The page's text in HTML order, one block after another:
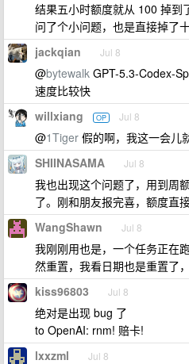
结果五小时额度就从 100 掉到
问了个小问题，也是直接掉了
jackqian Jul 8
@bytewalk GPT-5.3-Codex-
速度比较快
willxiang OP Jul 8
@1Tiger 假的啊，我这一会儿
SHIINASAMA Jul 8
我也出现这个问题了，用到周
了。刚和朋友报完喜，额度直
WangShawn Jul 8
我刚刚用也是，一个任务正在
然重置，我看日期也是重置了
kiss96803 Jul 8
绝对是出现 bug 了
to OpenAI: rnm! 赔卡!
lxxzml Jul 8